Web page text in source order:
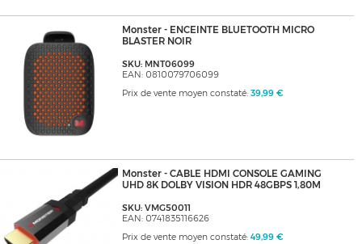
Monster - ENCEINTE BLUETOOTH MICRO
BLASTER NOIR
SKU: MNT06099
EAN: 0810079706099
Prix de vente moyen constaté: 39,99 €
Monster - CABLE HDMI CONSOLE GAMING
UHD 8K DOLBY VISION HDR 48GBPS 1,80M
SKU: VMG50011
EAN: 0741835116626
Prix de vente moyen constaté: 49,99 €